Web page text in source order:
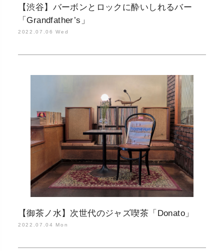
【渋谷】バーボンとロックに酔いしれるバー
「Grandfather’s」
2022.07.06 Wed
【御茶ノ水】次世代のジャズ喫茶「Donato」
2022.07.04 Mon